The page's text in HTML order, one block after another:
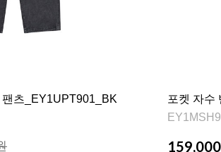
츠_EY1UPT901_BK
포켓 자수
159,000